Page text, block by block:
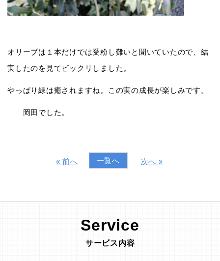
オリーブは１本だけでは受粉し難いと聞いていたので、結
実したのを見てビックリしました。
やっぱり緑は癒されますね。この実の成長が楽しみです。
岡田でした。
« 前へ 一覧へ 次へ »
Service
サービス内容